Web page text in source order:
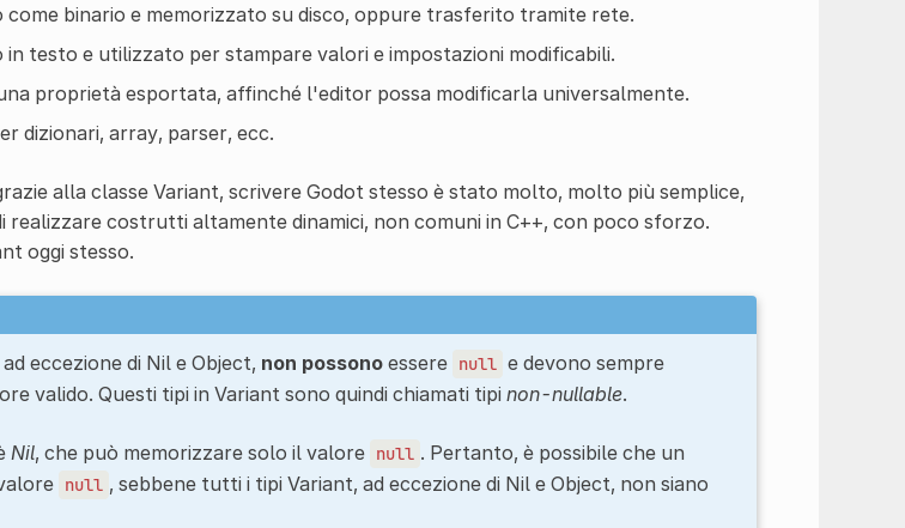
come binario e memorizzato su disco, oppure trasferito tramite rete.
in testo e utilizzato per stampare valori e impostazioni modificabili.
proprietà esportata, affinché l'editor possa modificarla universalmente.
dizionari, array, parser, ecc.
alla classe Variant, scrivere Godot stesso è stato molto, molto più semplice,
realizzare costrutti altamente dinamici, non comuni in C++, con poco sforzo.
oggi stesso.
eccezione di Nil e Object, non possonoessere null e devono sempre
valido. Questi tipi in Variant sono quindi chiamati tipi non-nullable.
Nil, che può memorizzare solo il valore null . Pertanto, è possibile che un
null , sebbene tutti i tipi Variant, ad eccezione di Nil e Object, non siano